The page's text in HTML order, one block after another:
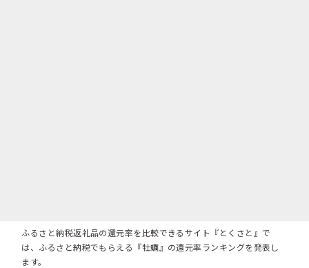
ふるさと納税返礼品の還元率を比較できるサイト『とくさと』で
は、ふるさと納税でもらえる『牡蠣』の還元率ランキングを発表し
ます。